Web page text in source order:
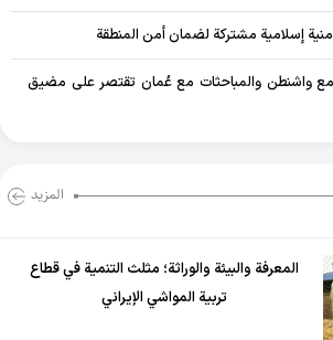
إسلامية مشتركة لضمان أمن المنطقة
مع واشنطن والمباحثات مع عُمان تقتصر على مضيق
المزید
المعرفة والبيئة والوراثة؛ مثلث التنمية في قطاع
تربية المواشي الإيراني